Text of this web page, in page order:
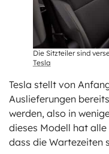
Die Sitzteiler sind
Tesla
Tesla stellt von
Auslieferungen
werden, also in
dieses Modell hat
dass die Wartezeiten